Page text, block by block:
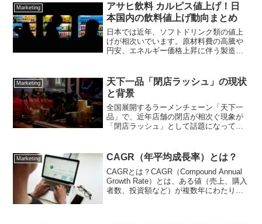
Marketing
アサヒ飲料 カルピス値上げ！日
本国内の飲料値上げ動向まとめ
日本では近年、ソフトドリンク類の値上
げが相次いでいます。原材料費の高騰や
円安、エネルギー価格上昇に伴う製造コ
担が生じており、主要メーカー各社が相
次いで価格改定に踏み切って...
Marketing
天下一品「閉店ラッシュ」の現状
と背景
全国展開するラーメンチェーン「天下一
品」で、近年店舗の閉店が相次ぐ現象が
「閉店ラッシュ」として話題になってい
店舗が同時閉店するケースが見られ、大
きく報じられました。...
Marketing CAGR（年平均成長率）とは？
CAGRとは？CAGR（Compound Annual
Growth Rate）とは、ある値（売上、購入
者数、投資額など）が複数年にわたり、